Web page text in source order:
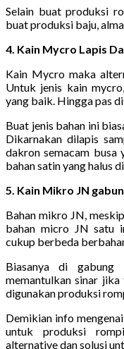
Selain buat produksi
buat produksi baju,
4. Kain Mycro Lapis
Kain Mycro maka
Untuk jenis kain
yang baik. Hingga pas
Buat jenis bahan ini
Dikarnakan dilapis
dakron semacam busa
bahan satin yang halus
5. Kain Mikro JN
Bahan mikro JN,
bahan micro JN satu
cukup berbeda
Biasanya di gabung
memantulkan sinar jika
digunakan produksi
Demikian info
untuk produksi
alternative dan solusi